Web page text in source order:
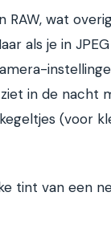
RAW, wat
als je in
in de nacht
(voor
tint van een